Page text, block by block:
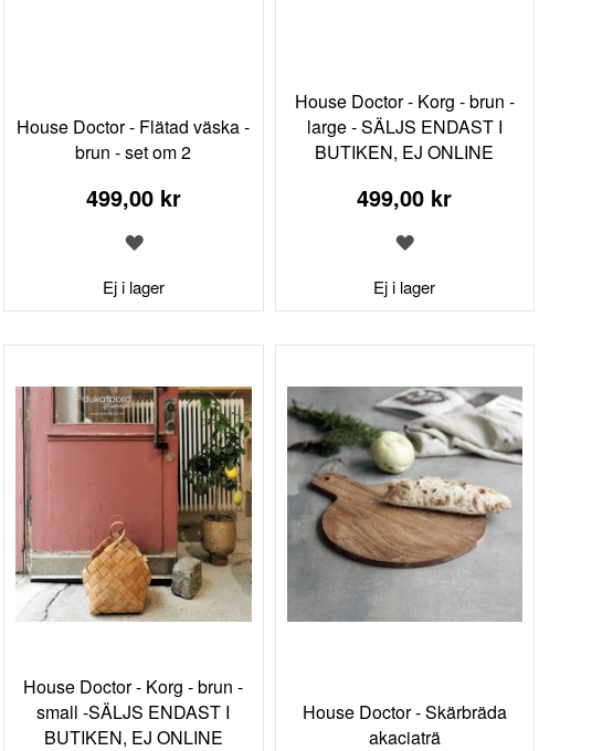
House Doctor - Flätad väska -
brun - set om 2
499,00 kr
Ej i lager
LÄGG
I
ÖNSKELISTA
House Doctor - Korg - brun -
large - SÄLJS ENDAST I
BUTIKEN, EJ ONLINE
499,00 kr
Ej i lager
LÄGG
I
ÖNSKELISTA
House Doctor - Korg - brun -
small -SÄLJS ENDAST I
BUTIKEN, EJ ONLINE
House Doctor - Skärbräda
akaciaträ